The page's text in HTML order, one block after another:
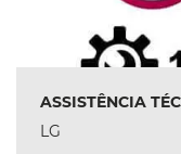
ASSISTÊNCIA
LG